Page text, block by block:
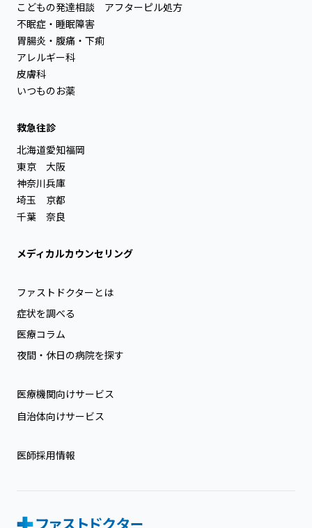
こどもの発達相談
不眠症・睡眠障害
胃腸炎・腹痛・下痢
アレルギー科
皮膚科
いつものお薬
アフターピル処方
救急往診
北海道
東京
神奈川
埼玉
千葉
愛知
大阪
兵庫
京都
奈良
福岡
メディカルカウンセリング
ファストドクターとは
症状を調べる
医療コラム
夜間・休日の病院を探す
医療機関向けサービス
自治体向けサービス
医師採用情報